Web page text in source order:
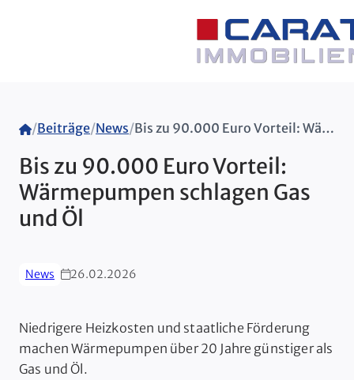
Home
/Beiträge/News/ Bis zu 90.000 Euro Vorteil: Wärmepumpen schlagen Gas und Öl
Bis zu 90.000 Euro Vorteil:
Wärmepumpen schlagen Gas
und Öl
News 26.02.2026
Niedrigere Heizkosten und staatliche Förderung
machen Wärmepumpen über 20 Jahre günstiger als
Gas und Öl.